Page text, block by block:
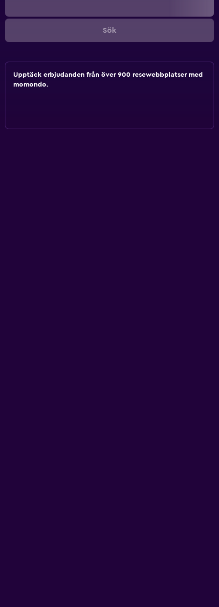
Sök
Upptäck erbjudanden från över 900 resewebbplatser med
momondo.